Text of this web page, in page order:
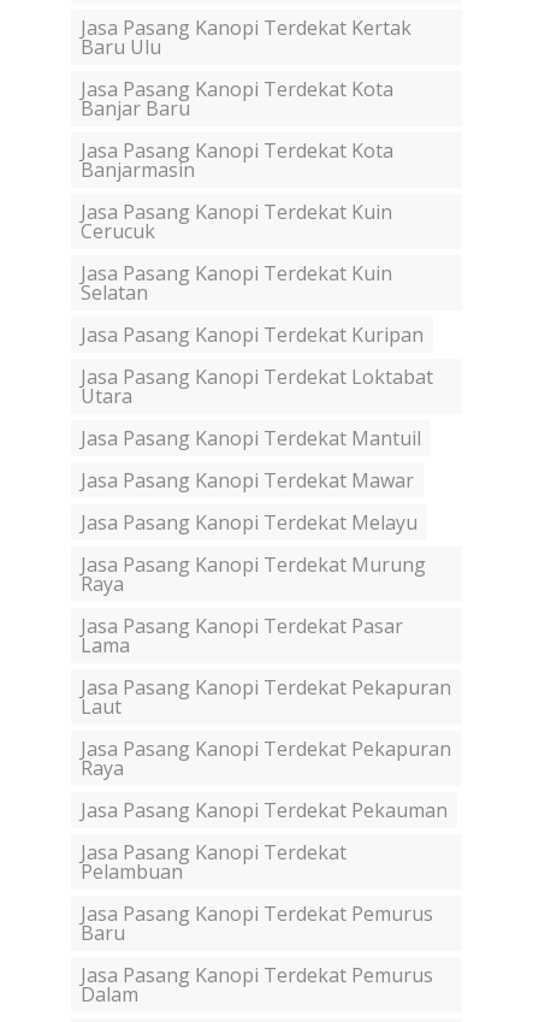
Jasa Pasang Kanopi Terdekat Kertak
Baru Ulu
Jasa Pasang Kanopi Terdekat Kota
Banjar Baru
Jasa Pasang Kanopi Terdekat Kota
Banjarmasin
Jasa Pasang Kanopi Terdekat Kuin
Cerucuk
Jasa Pasang Kanopi Terdekat Kuin
Selatan
Jasa Pasang Kanopi Terdekat Kuripan
Jasa Pasang Kanopi Terdekat Loktabat
Utara
Jasa Pasang Kanopi Terdekat Mantuil
Jasa Pasang Kanopi Terdekat Mawar
Jasa Pasang Kanopi Terdekat Melayu
Jasa Pasang Kanopi Terdekat Murung
Raya
Jasa Pasang Kanopi Terdekat Pasar
Lama
Jasa Pasang Kanopi Terdekat Pekapuran
Laut
Jasa Pasang Kanopi Terdekat Pekapuran
Raya
Jasa Pasang Kanopi Terdekat Pekauman
Jasa Pasang Kanopi Terdekat
Pelambuan
Jasa Pasang Kanopi Terdekat Pemurus
Baru
Jasa Pasang Kanopi Terdekat Pemurus
Dalam